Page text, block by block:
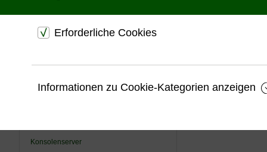
Erforderliche Cookies
Website.
Informationen zu Cookie-Kategorien anzeigen
KVM
Videotechnik
Konsolenserver